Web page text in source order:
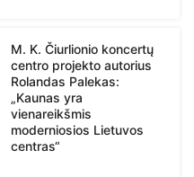
M. K. Čiurlionio koncertų
centro projekto autorius
Rolandas Palekas:
„Kaunas yra
vienareikšmis
moderniosios Lietuvos
centras“